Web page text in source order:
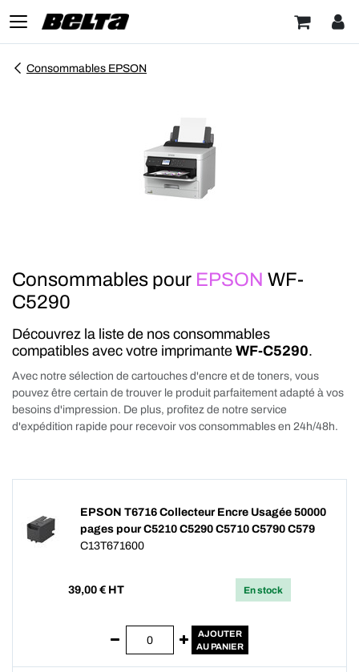
Consommables EPSON
Consommables pour EPSON WF-
C5290
Découvrez la liste de nos consommables
compatibles avec votre imprimante WF-C5290.
Avec notre sélection de cartouches d'encre et de toners, vous
pouvez être certain de trouver le produit parfaitement adapté à vos
besoins d'impression. De plus, profitez de notre service
d'expédition rapide pour recevoir vos consommables en 24h/48h.
EPSON T6716 Collecteur Encre Usagée 50000
pages pour C5210 C5290 C5710 C5790 C579
C13T671600
39,00 € HT En stock
AJOUTER
AU PANIER